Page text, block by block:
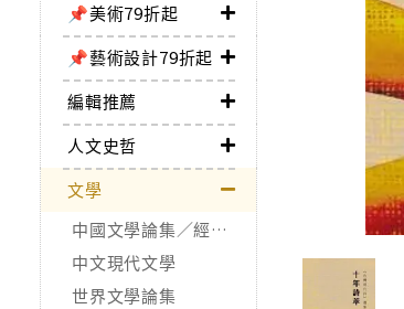
📌美術79折起
📌藝術設計79折起
編輯推薦
人文史哲
文學
中國文學論集／經典作品
中文現代文學
世界文學論集